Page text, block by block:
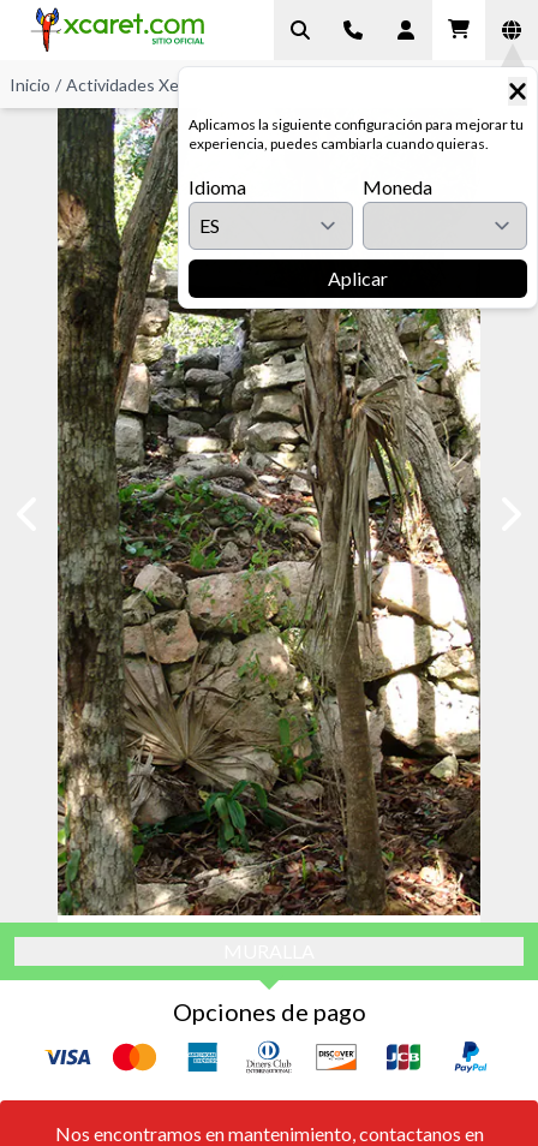
Aplicamos la siguiente configuración para mejorar tu
experiencia, puedes cambiarla cuando quieras.
Idioma Moneda
Aplicar
Inicio / Actividades Xel-Há
Opciones de pago
Nos encontramos en mantenimiento, contactanos en